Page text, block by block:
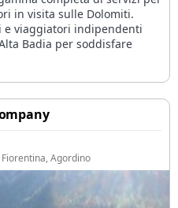
in visita sulle Dolomiti.
viaggiatori indipendenti
Badia per soddisfare
Fiorentina, Agordino